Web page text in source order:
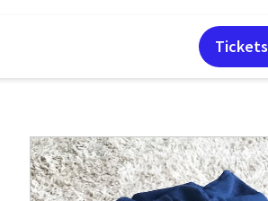
Tickets